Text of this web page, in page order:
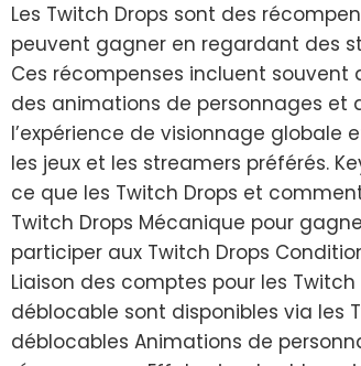
Les Twitch Drops sont des
peuvent gagner en regardant des
Ces récompenses incluent souvent
des animations de personnages et
l’expérience de visionnage globale
les jeux et les streamers préférés.
ce que les Twitch Drops et
Twitch Drops Mécanique pour
participer aux Twitch Drops
Liaison des comptes pour les
déblocable sont disponibles via les
déblocables Animations de